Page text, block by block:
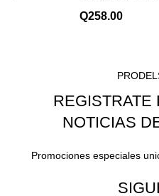
Q258.00
REGISTRATE
NOTICIAS
Promociones especiales